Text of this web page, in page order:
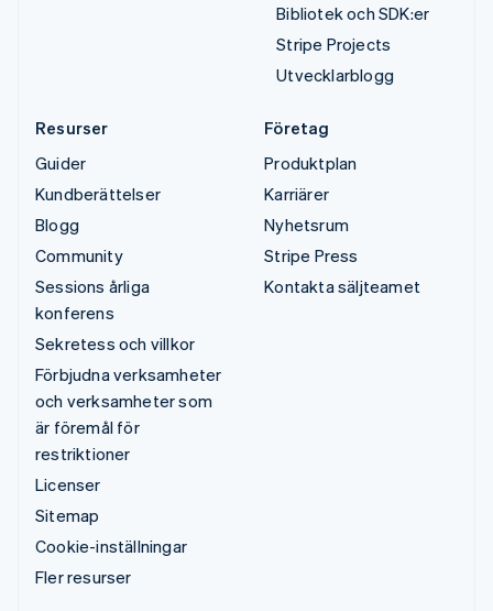
Bibliotek och SDK:er
Stripe Projects
Utvecklarblogg
Resurser
Guider
Kundberättelser
Blogg
Community
Sessions årliga
konferens
Sekretess och villkor
Förbjudna verksamheter
och verksamheter som
är föremål för
restriktioner
Licenser
Sitemap
Cookie-inställningar
Fler resurser
Företag
Produktplan
Karriärer
Nyhetsrum
Stripe Press
Kontakta säljteamet